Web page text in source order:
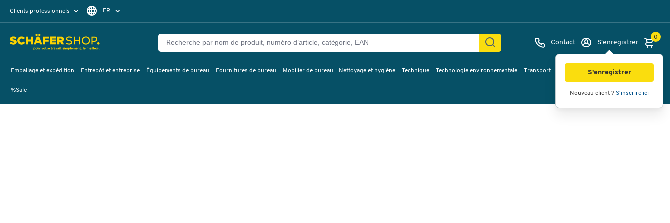
Clients professionnels FR
Contact S'enregistrer
S'enregistrer
Nouveau client ? S'inscrire ici
0
Emballage et expédition Entrepôt et entreprise Équipements de bureau Fournitures de bureau Mobilier de bureau Nettoyage et hygiène Technique Technologie environnementale Transport Services & planification Inspiration
%Sale
Images Vidéos Vue à 360